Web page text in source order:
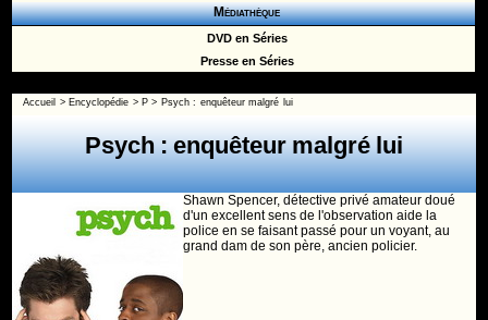
Médiathèque
DVD en Séries
Presse en Séries
Accueil > Encyclopédie > P > Psych : enquêteur malgré lui
Psych : enquêteur malgré lui
Shawn Spencer, détective privé amateur doué
d'un excellent sens de l'observation aide la
police en se faisant passé pour un voyant, au
grand dam de son père, ancien policier.